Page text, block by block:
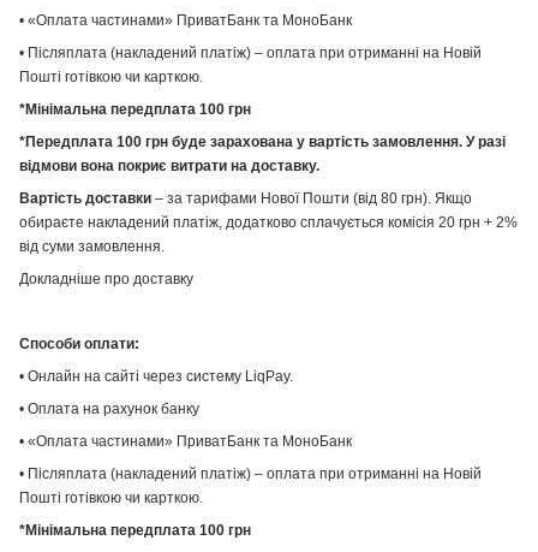
• «Оплата частинами» ПриватБанк та МоноБанк
• Післяплата (накладений платіж) – оплата при отриманні на Новій
Пошті готівкою чи карткою.
*Мінімальна передплата 100 грн
*Передплата 100 грн буде зарахована у вартість замовлення. У разі
відмови вона покриє витрати на доставку.
Вартість доставки – за тарифами Нової Пошти (від 80 грн). Якщо
обираєте накладений платіж, додатково сплачується комісія 20 грн + 2%
від суми замовлення.
Докладніше про доставку
Способи оплати:
• Онлайн на сайті через систему LiqPay.
• Оплата на рахунок банку
• «Оплата частинами» ПриватБанк та МоноБанк
• Післяплата (накладений платіж) – оплата при отриманні на Новій
Пошті готівкою чи карткою.
*Мінімальна передплата 100 грн